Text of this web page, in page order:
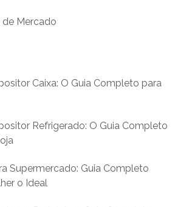
de Mercado
Caixa: O Guia Completo para
Refrigerado: O Guia Completo
Supermercado: Guia Completo
o Ideal